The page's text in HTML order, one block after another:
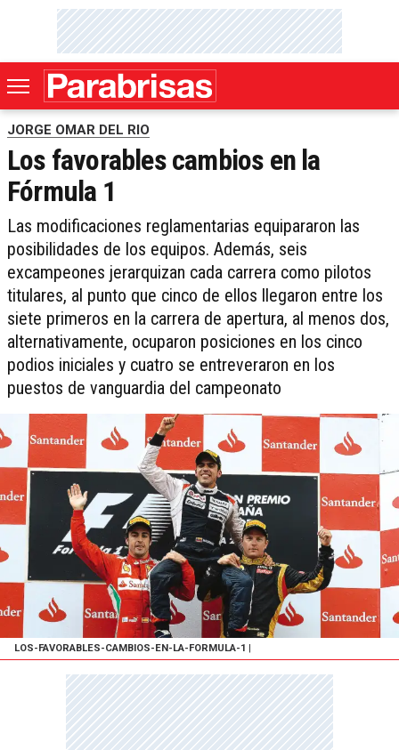
JORGE OMAR DEL RIO
Los favorables cambios en la
Fórmula 1
Las modificaciones reglamentarias equipararon las
posibilidades de los equipos. Además, seis
excampeones jerarquizan cada carrera como pilotos
titulares, al punto que cinco de ellos llegaron entre los
siete primeros en la carrera de apertura, al menos dos,
alternativamente, ocuparon posiciones en los cinco
podios iniciales y cuatro se entreveraron en los
puestos de vanguardia del campeonato
LOS-FAVORABLES-CAMBIOS-EN-LA-FORMULA-1